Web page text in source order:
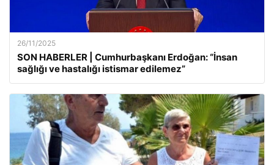
26/11/2025
SON HABERLER | Cumhurbaşkanı Erdoğan: “İnsan
sağlığı ve hastalığı istismar edilemez”